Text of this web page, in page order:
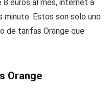
8 euros al mes, internet a
minuto. Estos son solo uno
de tarifas Orange que
Orange